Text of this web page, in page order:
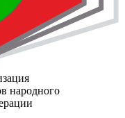
народного